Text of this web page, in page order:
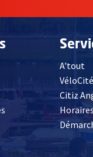
A'tout
VéloCité
Citiz